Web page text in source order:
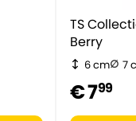
TS
Berry
6 cm 7
€ 799